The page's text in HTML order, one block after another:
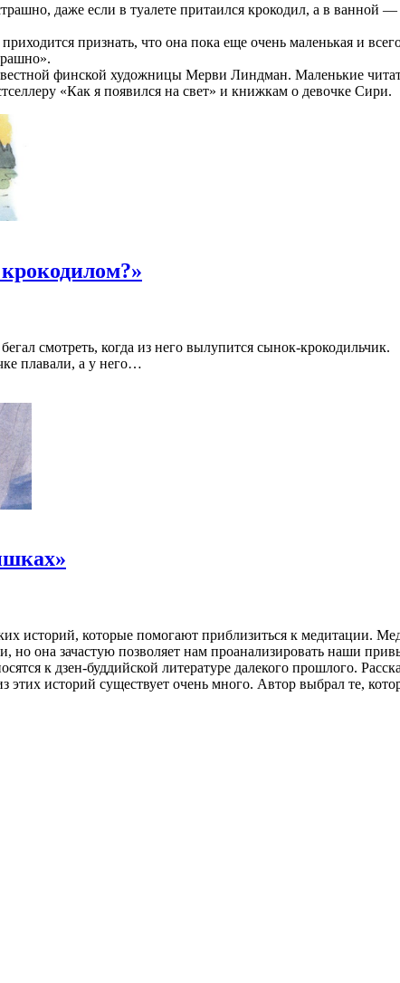
даже если в туалете притаился крокодил, а в
признать, что она пока еще очень маленькая и всего
финской художницы Мерви Линдман. Маленькие
«Как я появился на свет» и книжкам о девочке Сири.
смотреть, когда из него вылупится сынок-крокодильчик.
плавали, а у него…
историй, которые помогают приблизиться к медитации.
она зачастую позволяет нам проанализировать наши
к дзен-буддийской литературе далекого прошлого.
этих историй существует очень много. Автор выбрал те,